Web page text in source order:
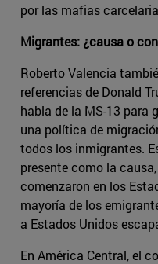
por las mafias
Migrantes: ¿causa o
Roberto Valencia
referencias de Donald
habla de la MS-13 para
una política de
todos los inmigrantes.
presente como la
comenzaron en los
mayoría de los
a Estados Unidos
En América Central, el